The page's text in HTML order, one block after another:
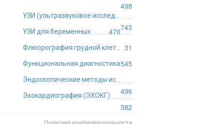
498
743
УЗИ для беременных 476
31
Функциональная диагностика545
496
Эхокардиография (ЭХОКГ)
382
Политика конфиденциальности